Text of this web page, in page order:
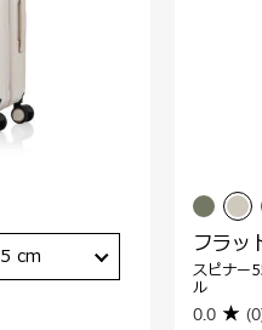
cm フラッ
スピナー
ル
0.0